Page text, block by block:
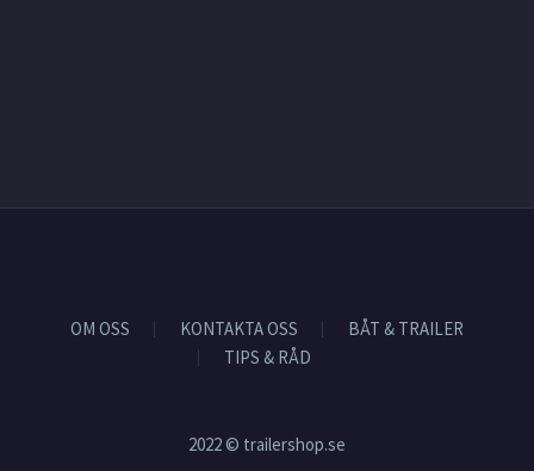
OM OSS KONTAKTA OSS
BÅT & TRAILER
TIPS & RÅD
2022 © trailershop.se